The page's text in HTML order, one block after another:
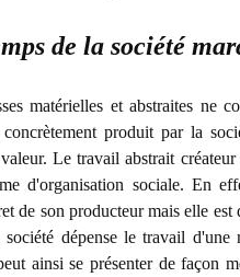
de la société
matérielles et abstraites ne
produit par la
Le travail abstrait
d'organisation sociale. En
de son producteur mais elle
dépense le travail d'une
ainsi se présenter de façon